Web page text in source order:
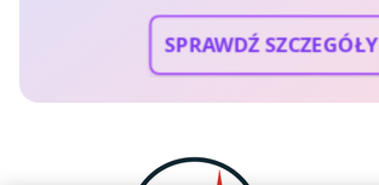
SPRAWDŹ SZCZEGÓŁY